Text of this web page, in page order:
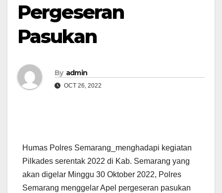
Pergeseran
Pasukan
By admin
OCT 26, 2022
Humas Polres Semarang_menghadapi kegiatan
Pilkades serentak 2022 di Kab. Semarang yang
akan digelar Minggu 30 Oktober 2022, Polres
Semarang menggelar Apel pergeseran pasukan